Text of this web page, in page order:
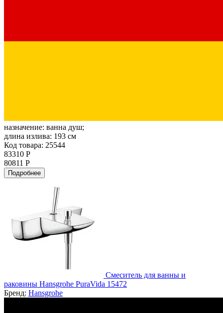
назначение: ванна душ;
длина излива: 193 см
Код товара: 25544
83310 Р
80811 Р
Подробнее
Смеситель для ванны и
раковины Hansgrohe PuraVida 15472
Бренд: Hansgrohe